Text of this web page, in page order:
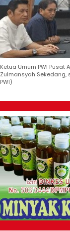
Ketua Umum PWI Pusat
Zulmansyah Sekedang,
PWI)